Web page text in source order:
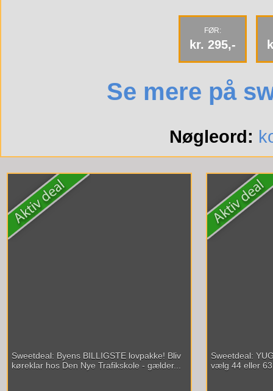
FØR:
kr. 295,-
Se mere på
Nøgleord:
Sweetdeal: Byens BILLIGSTE lovpakke! Bliv
køreklar hos Den Nye Trafikskole - gælder...
Sweetdeal:
vælg 44 eller